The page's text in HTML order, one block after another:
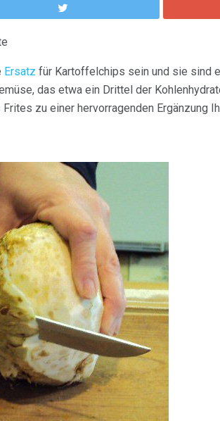
Ersatz für Kartoffelchips sein und sie sind
das etwa ein Drittel der
zu einer hervorragenden Ergänzung